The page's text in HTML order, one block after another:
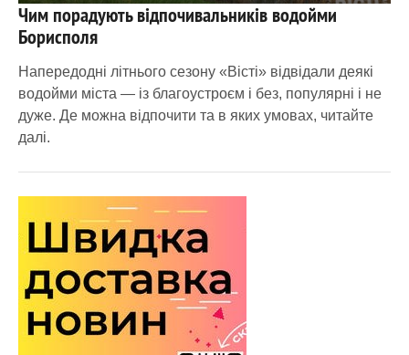
7 218 0
Чим порадують відпочивальників водойми
Борисполя
Напередодні літнього сезону «Вісті» відвідали деякі
водойми міста — із благоустроєм і без, популярні і не
дуже. Де можна відпочити та в яких умовах, читайте
далі.